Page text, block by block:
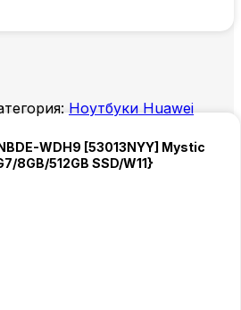
Ноутбуки Huawei
WDH9 [53013NYY] Mystic
8GB/512GB SSD/W11}